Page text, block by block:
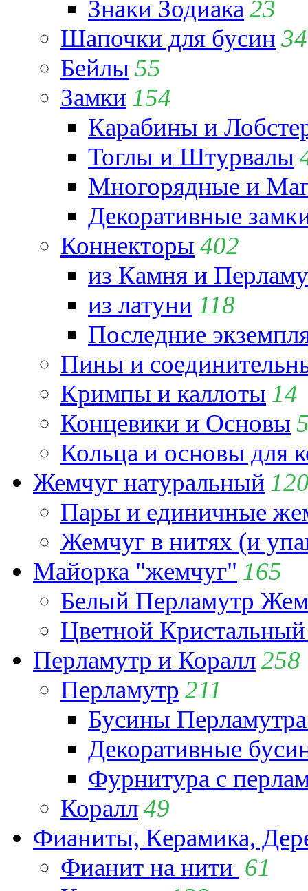
Знаки Зодиака 23
Шапочки для бусин 34
Бейлы 55
Замки 154
Карабины и
Тоглы и Штурвалы
Многорядные и
Декоративные
Коннекторы 402
из Камня и
из латуни 118
Последние
Пины и
Кримпы и каллоты 14
Концевики и Основы
Кольца и основы для
Жемчуг натуральный
Пары и единичные
Жемчуг в нитях (и
Майорка "жемчуг" 165
Белый Перламутр
Цветной
Перламутр и Коралл258
Перламутр 211
Бусины
Декоративные
Фурнитура с
Коралл49
Фианиты, Керамика,
Фианит на нити 61